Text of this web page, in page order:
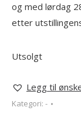
og med lørdag
etter
Utsolgt
Legg til
Kategori: -